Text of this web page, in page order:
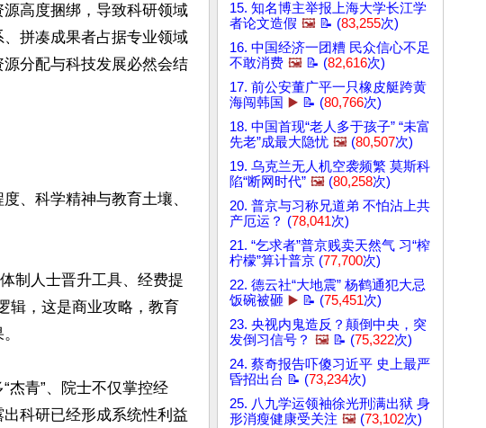
高度捆绑，导致科研领域
拼凑成果者占据专业领域
分配与科技发展必然会结
、科学精神与教育土壤、
制人士晋升工具、经费提
辑，这是商业攻略，教育
杰青”、院士不仅掌控经
科研已经形成系统性利益
15. 知名博主举报上海大学长江学
者论文造假 🖼️ 📝 (83,255次)
16. 中国经济一团糟 民众信心不足
不敢消费 🖼️ 📝 (82,616次)
17. 前公安董广平一只橡皮艇跨黄
海闯韩国 ▶️ 📝 (80,766次)
18. 中国首现“老人多于孩子” “未富
先老”成最大隐忧 🖼️ (80,507次)
19. 乌克兰无人机空袭频繁 莫斯科
陷“断网时代” 🖼️ (80,258次)
20. 普京与习称兄道弟 不怕沾上共
产厄运？ (78,041次)
21. “乞求者”普京贱卖天然气 习“榨
柠檬”算计普京 (77,700次)
22. 德云社“大地震” 杨鹤通犯大忌
饭碗被砸 ▶️ 📝 (75,451次)
23. 央视内鬼造反？颠倒中央，突
发倒习信号？ 🖼️ 📝 (75,322次)
24. 蔡奇报告吓傻习近平 史上最严
昏招出台 📝 (73,234次)
25. 八九学运领袖徐光刑满出狱 身
形消瘦健康受关注 🖼️ (73,102次)